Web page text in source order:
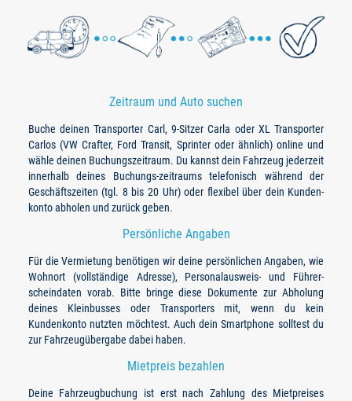
Zeitraum und Auto suchen
Buche deinen Transporter Carl, 9-Sitzer Carla oder XL Transporter
Carlos (VW Crafter, Ford Transit, Sprinter oder ähnlich) online und
wähle deinen Buchungszeitraum. Du kannst dein Fahrzeug jederzeit
innerhalb deines Buchungs-zeitraums telefonisch während der
Geschäftszeiten (tgl. 8 bis 20 Uhr) oder flexibel über dein Kunden-
konto abholen und zurück geben.
Persönliche Angaben
Für die Vermietung benötigen wir deine persönlichen Angaben, wie
Wohnort (vollständige Adresse), Personalausweis- und Führer-
scheindaten vorab. Bitte bringe diese Dokumente zur Abholung
deines Kleinbusses oder Transporters mit, wenn du kein
Kundenkonto nutzten möchtest. Auch dein Smartphone solltest du
zur Fahrzeugübergabe dabei haben.
Mietpreis bezahlen
Deine Fahrzeugbuchung ist erst nach Zahlung des Mietpreises